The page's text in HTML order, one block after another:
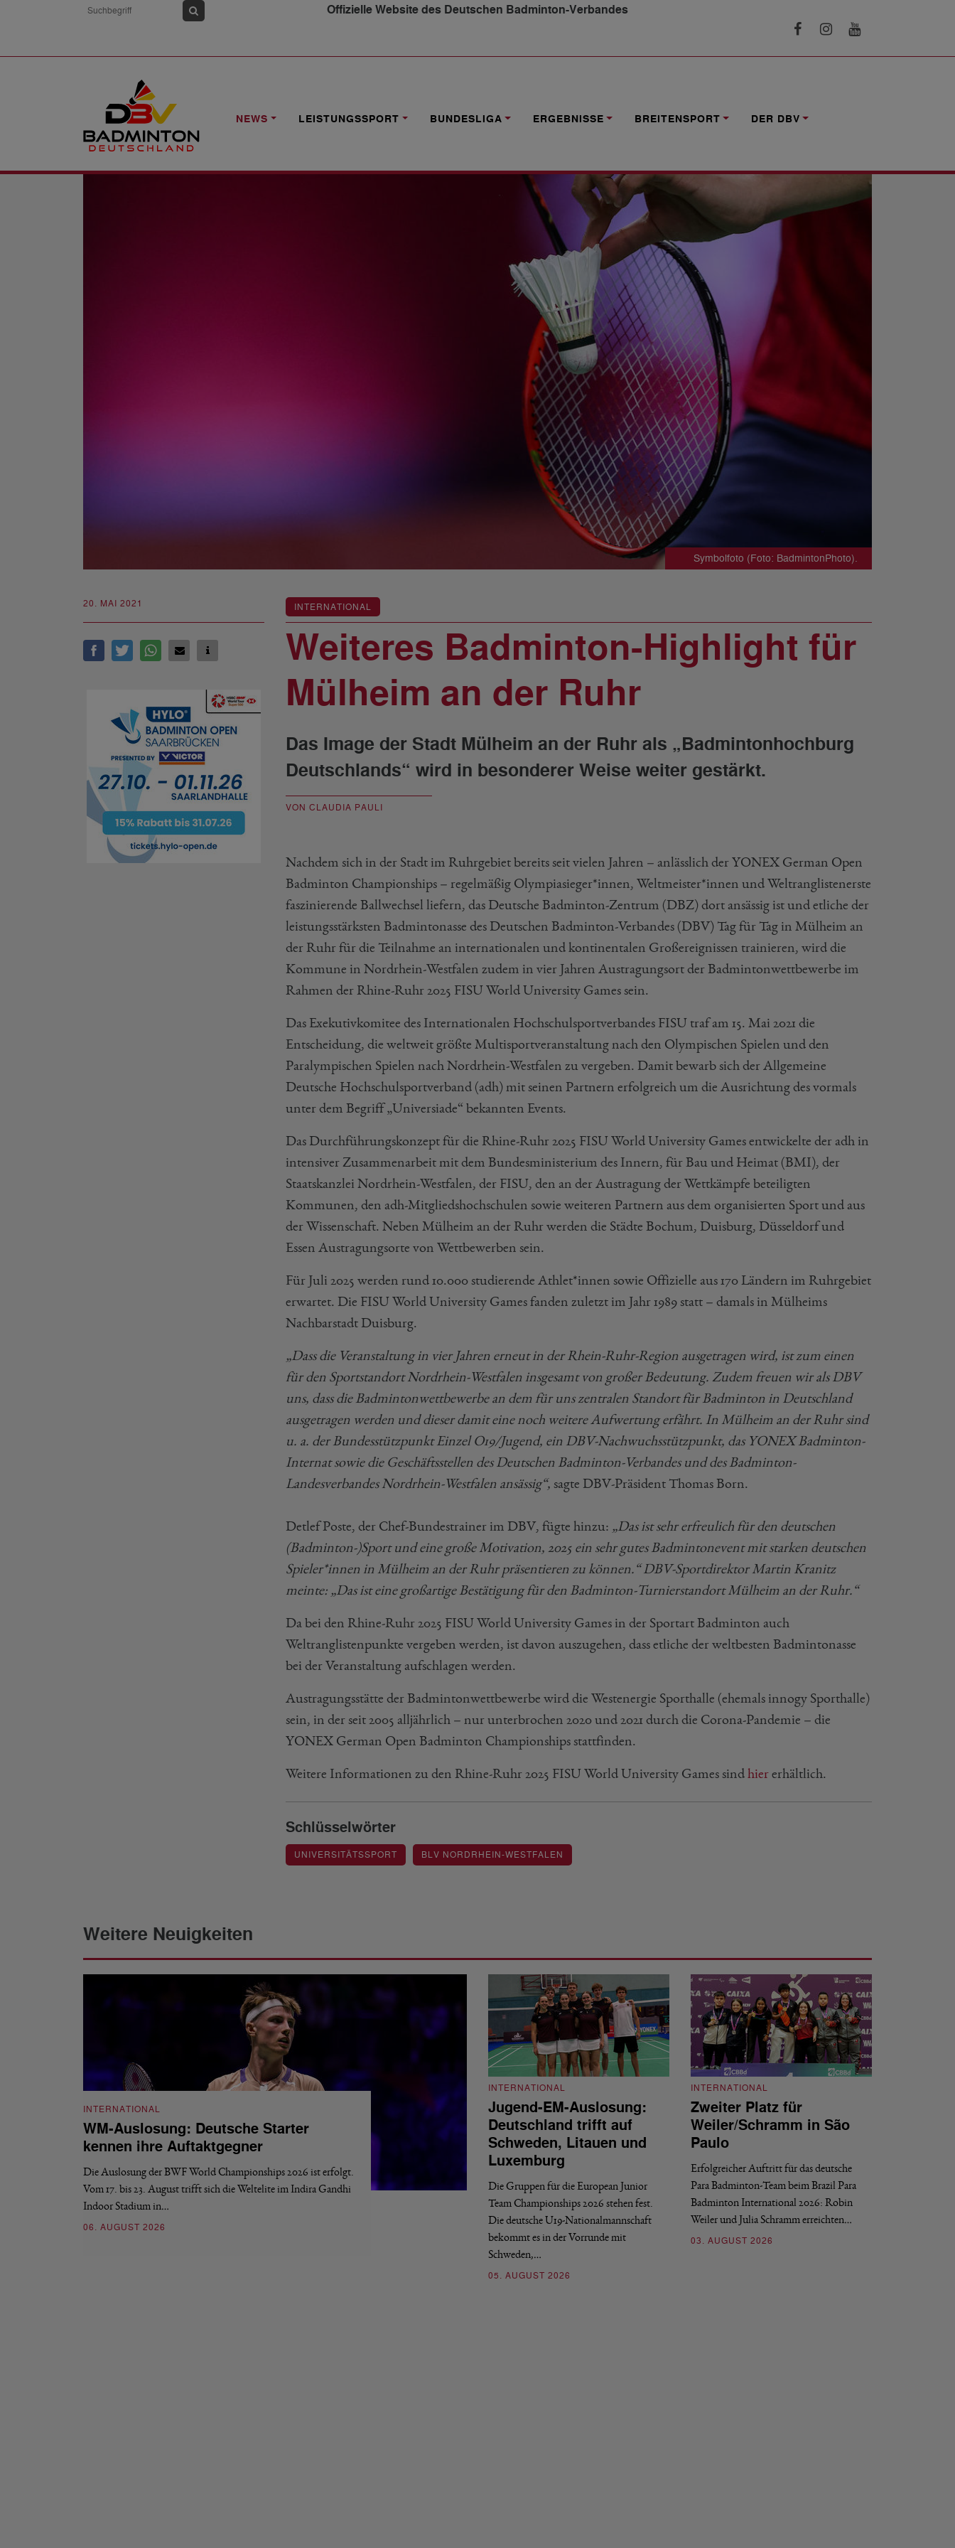
Offizielle Website des Deutschen Badminton-Verbandes
NEWS LEISTUNGSSPORT BUNDESLIGA ERGEBNISSE BREITENSPORT DER DBV
NEWS
Symbolfoto (Foto: BadmintonPhoto).
20. MAI 2021 INTERNATIONAL
Weiteres Badminton-Highlight für
Mülheim an der Ruhr
Das Image der Stadt Mülheim an der Ruhr als „Badmintonhochburg
Deutschlands“ wird in besonderer Weise weiter gestärkt.
VON CLAUDIA PAULI
Nachdem sich in der Stadt im Ruhrgebiet bereits seit vielen Jahren – anlässlich der YONEX German Open
Badminton Championships – regelmäßig Olympiasieger*innen, Weltmeister*innen und Weltranglistenerste
faszinierende Ballwechsel liefern, das Deutsche Badminton-Zentrum (DBZ) dort ansässig ist und etliche der
leistungsstärksten Badmintonasse des Deutschen Badminton-Verbandes (DBV) Tag für Tag in Mülheim an
der Ruhr für die Teilnahme an internationalen und kontinentalen Großereignissen trainieren, wird die
Kommune in Nordrhein-Westfalen zudem in vier Jahren Austragungsort der Badmintonwettbewerbe im
Rahmen der Rhine-Ruhr 2025 FISU World University Games sein.
Das Exekutivkomitee des Internationalen Hochschulsportverbandes FISU traf am 15. Mai 2021 die
Entscheidung, die weltweit größte Multisportveranstaltung nach den Olympischen Spielen und den
Paralympischen Spielen nach Nordrhein-Westfalen zu vergeben. Damit bewarb sich der Allgemeine
Deutsche Hochschulsportverband (adh) mit seinen Partnern erfolgreich um die Ausrichtung des vormals
unter dem Begriff „Universiade“ bekannten Events.
Das Durchführungskonzept für die Rhine-Ruhr 2025 FISU World University Games entwickelte der adh in
intensiver Zusammenarbeit mit dem Bundesministerium des Innern, für Bau und Heimat (BMI), der
Staatskanzlei Nordrhein-Westfalen, der FISU, den an der Austragung der Wettkämpfe beteiligten
Kommunen, den adh-Mitgliedshochschulen sowie weiteren Partnern aus dem organisierten Sport und aus
der Wissenschaft. Neben Mülheim an der Ruhr werden die Städte Bochum, Duisburg, Düsseldorf und
Essen Austragungsorte von Wettbewerben sein.
Für Juli 2025 werden rund 10.000 studierende Athlet*innen sowie Offizielle aus 170 Ländern im Ruhrgebiet
erwartet. Die FISU World University Games fanden zuletzt im Jahr 1989 statt – damals in Mülheims
Nachbarstadt Duisburg.
„Dass die Veranstaltung in vier Jahren erneut in der Rhein-Ruhr-Region ausgetragen wird, ist zum einen
für den Sportstandort Nordrhein-Westfalen insgesamt von großer Bedeutung. Zudem freuen wir als DBV
uns, dass die Badmintonwettbewerbe an dem für uns zentralen Standort für Badminton in Deutschland
ausgetragen werden und dieser damit eine noch weitere Aufwertung erfährt. In Mülheim an der Ruhr sind
u. a. der Bundesstützpunkt Einzel O19/Jugend, ein DBV-Nachwuchsstützpunkt, das YONEX Badminton-
Internat sowie die Geschäftsstellen des Deutschen Badminton-Verbandes und des Badminton-
Landesverbandes Nordrhein-Westfalen ansässig“, sagte DBV-Präsident Thomas Born.
Detlef Poste, der Chef-Bundestrainer im DBV, fügte hinzu: „Das ist sehr erfreulich für den deutschen
(Badminton-)Sport und eine große Motivation, 2025 ein sehr gutes Badmintonevent mit starken deutschen
Spieler*innen in Mülheim an der Ruhr präsentieren zu können.“ DBV-Sportdirektor Martin Kranitz
meinte: „Das ist eine großartige Bestätigung für den Badminton-Turnierstandort Mülheim an der Ruhr.“
Da bei den Rhine-Ruhr 2025 FISU World University Games in der Sportart Badminton auch
Weltranglistenpunkte vergeben werden, ist davon auszugehen, dass etliche der weltbesten Badmintonasse
bei der Veranstaltung aufschlagen werden.
Austragungsstätte der Badmintonwettbewerbe wird die Westenergie Sporthalle (ehemals innogy Sporthalle)
sein, in der seit 2005 alljährlich – nur unterbrochen 2020 und 2021 durch die Corona-Pandemie – die
YONEX German Open Badminton Championships stattfinden.
Weitere Informationen zu den Rhine-Ruhr 2025 FISU World University Games sind hier erhältlich.
Schlüsselwörter
UNIVERSITÄTSSPORT BLV NORDRHEIN-WESTFALEN
Weitere Neuigkeiten
INTERNATIONAL
WM-Auslosung: Deutsche Starter
kennen ihre Auftaktgegner
Die Auslosung der BWF World Championships 2026 ist erfolgt.
Vom 17. bis 23. August trifft sich die Weltelite im Indira Gandhi
Indoor Stadium in…
06. AUGUST 2026
INTERNATIONAL
Jugend-EM-Auslosung:
Deutschland trifft auf
Schweden, Litauen und
Luxemburg
Die Gruppen für die European Junior
Team Championships 2026 stehen fest.
Die deutsche U19-Nationalmannschaft
bekommt es in der Vorrunde mit
Schweden,…
05. AUGUST 2026
INTERNATIONAL
Zweiter Platz für
Weiler/Schramm in São
Paulo
Erfolgreicher Auftritt für das deutsche
Para Badminton-Team beim Brazil Para
Badminton International 2026: Robin
Weiler und Julia Schramm erreichten…
03. AUGUST 2026